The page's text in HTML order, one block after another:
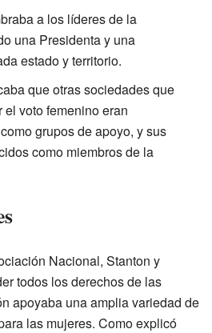
a los líderes de la
una Presidenta y una
estado y territorio.
que otras sociedades que
voto femenino eran
grupos de apoyo, y sus
como miembros de la
Nacional, Stanton y
todos los derechos de las
apoyaba una amplia variedad de
las mujeres. Como explicó